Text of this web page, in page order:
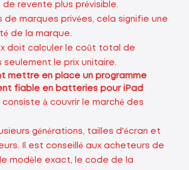
revente plus prévisible.
de marques privées, cela signifie une
de la marque.
doit calculer le coût total de
seulement le prix unitaire.
mettre en place un programme
fiable en batteries pour iPad
à couvrir le marché des
générations, tailles d'écran et
Il est conseillé aux acheteurs de
modèle exact, le code de la